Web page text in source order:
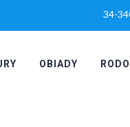
34-
OBIADY RODO